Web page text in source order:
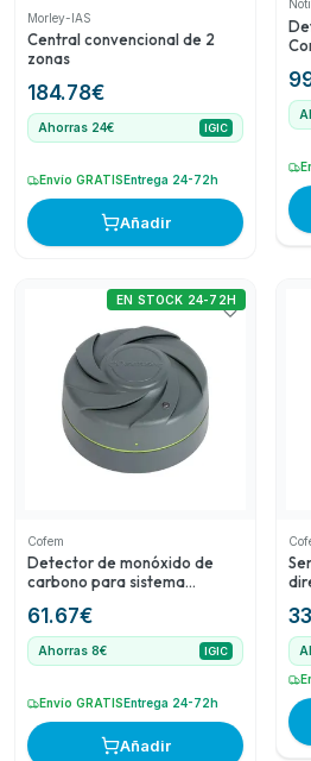
en la prevención y detección
Morley-IAS
Central convencional de 2
zonas
184.78€
Ahorras 24€ IGIC
Envío GRATISEntrega 24-72h
Añadir
Cofem
Detector de monóxido de
carbono para sistema
61.67€
EN STOCK 24-72H
Ahorras 8€ IGIC
Envío GRATIS Entrega 24-72h
Añadir